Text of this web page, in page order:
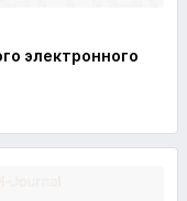
электронного